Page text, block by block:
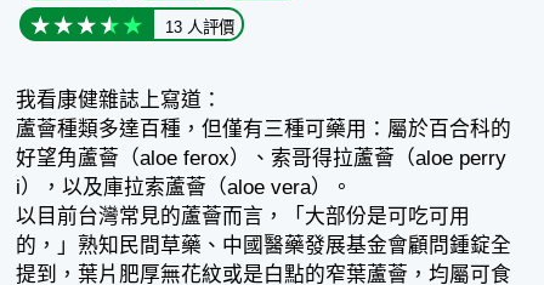
13 人評價
我看康健雜誌上寫道：
蘆薈種類多達百種，但僅有三種可藥用：屬於百合科的
好望角蘆薈（aloe ferox）、索哥得拉蘆薈（aloe perry
i），以及庫拉索蘆薈（aloe vera）。
以目前台灣常見的蘆薈而言，「大部份是可吃可用
的，」熟知民間草藥、中國醫藥發展基金會顧問鍾錠全
提到，葉片肥厚無花紋或是白點的窄葉蘆薈，均屬可食